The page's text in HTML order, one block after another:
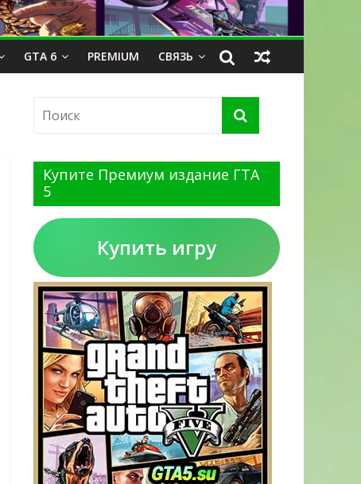
GTA 6 PREMIUM СВЯЗЬ
Купите Премиум издание ГТА
5
Купить игру